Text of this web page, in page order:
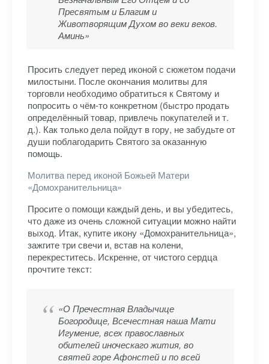
Пресвятым и Благим и
Животворящим Духом во веки веков.
Аминь»
Просить следует перед иконой с сюжетом подачи
милостыни. После окончания молитвы для
торговли необходимо обратиться к Святому и
попросить о чём-то конкретном (быстро продать
определённый товар, привлечь покупателей и т.
д.). Как только дела пойдут в гору, не забудьте от
души поблагодарить Святого за оказанную
помощь.
Молитва перед иконой Божьей Матери
«Домохранительница»
Просите о помощи каждый день, и вы убедитесь,
что даже из очень сложной ситуации можно найти
выход. Итак, купите икону «Домохранительница»,
зажгите три свечи и, встав на колени,
перекреститесь. Искренне, от чистого сердца
прочтите текст:
«О Пречестная Владычице
Богородице, Всечестная наша Мати
Игумение, всех православных
обителей иноческаго жития, во
святей горе Афонстей и по всей